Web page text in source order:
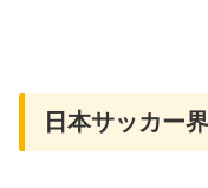
日本サッカー